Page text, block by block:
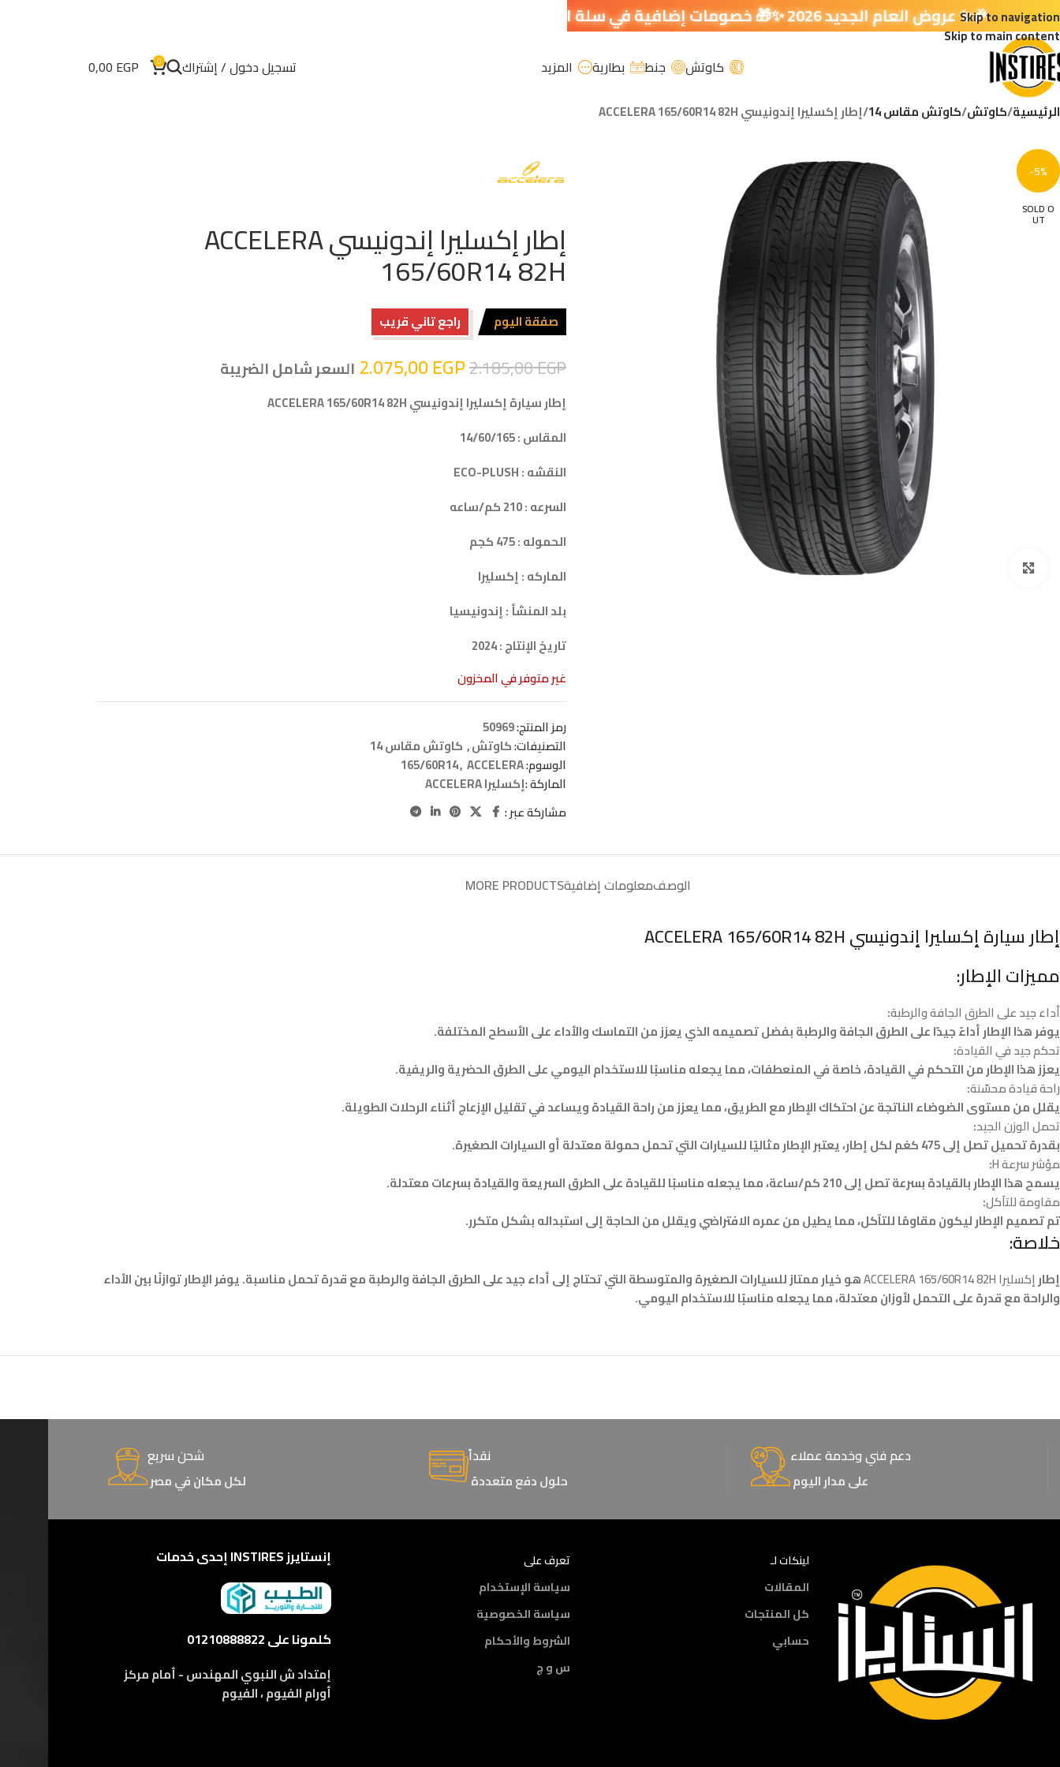
Skip to navigation
Skip to main content
كاوتش جنط بطارية المزيد تسجيل دخول / إشتراك 0
0,00 EGP
الرئيسية كاوتش كاوتش مقاس 14 إطار إكسليرا إندونيسي ACCELERA 165/60R14 82H
-5%
SOLD O
UT إطار إكسليرا إندونيسي ACCELERA
165/60R14 82H
صفقة اليوم راجع تاني قريب
2.185,00EGP
2.075,00EGP السعر شامل الضريبة
إطار سيارة إكسليرا إندونيسي ACCELERA 165/60R14 82H
المقاس : 14/60/165
النقشه : ECO-PLUSH
السرعه : 210 كم/ساعه
الحموله : 475 كجم
الماركه : إكسليرا
بلد المنشأ : إندونيسيا
تاريخ الإنتاج : 2024
غير متوفر في المخزون
رمز المنتج:50969
التصنيفات:كاوتش, كاوتش مقاس 14
الوسوم:
165/60R14, ACCELERA
الماركة :إكسليرا ACCELERA
مشاركة عبر :
الوصفمعلومات إضافيةMORE PRODUCTS
إطار سيارة إكسليرا إندونيسي ACCELERA 165/60R14 82H
مميزات الإطار:
أداء جيد على الطرق الجافة والرطبة:
يوفر هذا الإطار أداءً جيدًا على الطرق الجافة والرطبة بفضل تصميمه الذي يعزز من التماسك والأداء على الأسطح المختلفة.
تحكم جيد في القيادة:
يعزز هذا الإطار من التحكم في القيادة، خاصة في المنعطفات، مما يجعله مناسبًا للاستخدام اليومي على الطرق الحضرية والريفية.
راحة قيادة محسّنة:
يقلل من مستوى الضوضاء الناتجة عن احتكاك الإطار مع الطريق، مما يعزز من راحة القيادة ويساعد في تقليل الإزعاج أثناء الرحلات الطويلة.
تحمل الوزن الجيد:
بقدرة تحميل تصل إلى 475 كغم لكل إطار، يعتبر الإطار مثاليًا للسيارات التي تحمل حمولة معتدلة أو السيارات الصغيرة.
مؤشر سرعة H :
يسمح هذا الإطار بالقيادة بسرعة تصل إلى 210 كم/ساعة، مما يجعله مناسبًا للقيادة على الطرق السريعة والقيادة بسرعات معتدلة.
مقاومة للتآكل:
تم تصميم الإطار ليكون مقاومًا للتآكل، مما يطيل من عمره الافتراضي ويقلل من الحاجة إلى استبداله بشكل متكرر.
خلاصة:
إطارإكسليرا ACCELERA 165/60R14 82H
هو خيار ممتاز للسيارات الصغيرة والمتوسطة التي تحتاج إلى أداء جيد على الطرق الجافة والرطبة مع قدرة تحمل مناسبة. يوفر الإطار توازنًا بين الأداء
والراحة مع قدرة على التحمل لأوزان معتدلة، مما يجعله مناسبًا للاستخدام اليومي.
دعم فني وخدمة عملاء
على مدار اليوم
نقداً
حلول دفع متعددة
شحن سريع
لكل مكان في مصر
لينكات لـ
المقالات
كل المنتجات
حسابي
تعرف على
سياسة الإستخدام
سياسة الخصوصية
الشروط والأحكام
س و ج
إنستايرز INSTIRES إحدى خدمات
كلمونا على 01210888822
إمتداد ش النبوي المهندس - أمام مركز
أورام الفيوم ، الفيوم
🎉✨ عروض العام الجديد 2026 ✨🎁 خصومات إضافية في سلة التسوق 🔥